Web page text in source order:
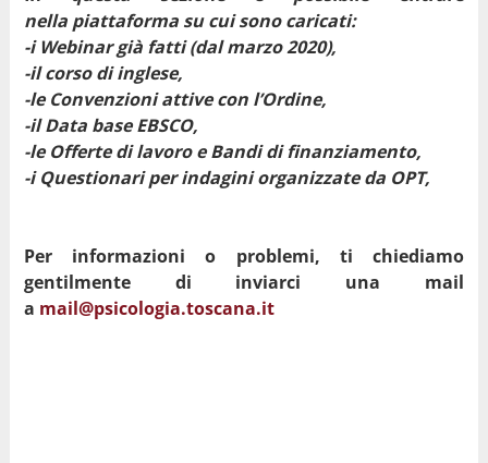
nellapiattaforma su cui sono caricati:
-i Webinar già fatti (dal marzo 2020),
-il corso di inglese,
-le Convenzioni attive con l’Ordine,
-il Data base EBSCO,
-le Offerte di lavoro e Bandi di finanziamento,
-i Questionari per indagini organizzate da OPT,
Per informazioni o problemi, ti chiediamo
gentilmente di inviarci una mail
a mail@psicologia.toscana.it